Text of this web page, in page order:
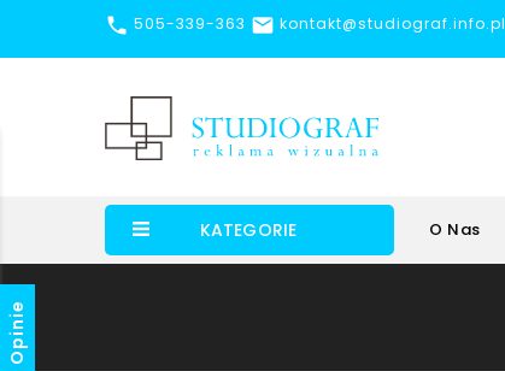
 505-339-363  kontakt@studiograf.info.pl
KATEGORIE O Nas
Opinie